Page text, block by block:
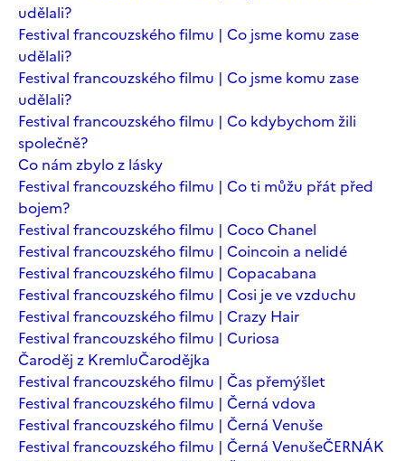
udělali?
Festival francouzského filmu | Co jsme komu zase
udělali?
Festival francouzského filmu | Co jsme komu zase
udělali?
Festival francouzského filmu | Co kdybychom žili
společně?
Co nám zbylo z lásky
Festival francouzského filmu | Co ti můžu přát před
bojem?
Festival francouzského filmu | Coco Chanel
Festival francouzského filmu | Coincoin a nelidé
Festival francouzského filmu | Copacabana
Festival francouzského filmu | Cosi je ve vzduchu
Festival francouzského filmu | Crazy Hair
Festival francouzského filmu | Curiosa
Čaroděj z KremluČarodějka
Festival francouzského filmu | Čas přemýšlet
Festival francouzského filmu | Černá vdova
Festival francouzského filmu | Černá Venuše
Festival francouzského filmu | Černá VenušeČERNÁK